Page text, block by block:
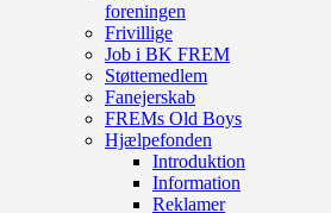
foreningen
Frivillige
Job i BK FREM
Støttemedlem
Fanejerskab
FREMs Old Boys
Hjælpefonden
Introduktion
Information
Reklamer